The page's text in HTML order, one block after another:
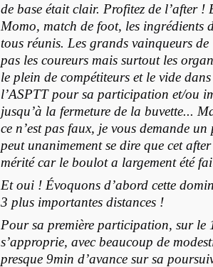
de base était clair. Profitez de l’after !
Momo, match de foot, les ingrédients
tous réunis. Les grands vainqueurs
pas les coureurs mais surtout les
le plein de compétiteurs et le vide
l’ASPTT pour sa participation et/ou
jusqu’à la fermeture de la buvette...
ce n’est pas faux, je vous demande
peut unanimement se dire que cet
mérité car le boulot a largement été
Et oui ! Évoquons d’abord cette
3 plus importantes distances !
Pour sa première participation, sur le
s’approprie, avec beaucoup de
presque 9min d’avance sur sa